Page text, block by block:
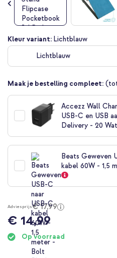
Ga
naar
begin
de
afbeeldingen-
Kleur variant: Lichtblauw
Lichtblauw
Maak je bestelling compleet:
Accezz Wall
USB-C en USB
Delivery - 20
Beats Geweven
kabel 60W - 1,5
Adviesprijs€ 17,99
€ 14,99
Op voorraad